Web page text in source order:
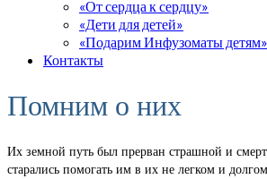
«От сердца к сердцу»
«Дети для детей»
«Подарим Инфузоматы детям»
Контакты
Помним о них
Их земной путь был прерван страшной и
старались помогать им в их не легком и